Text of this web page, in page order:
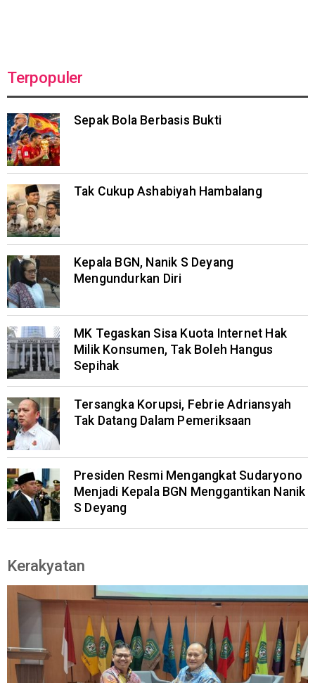
Terpopuler
Sepak Bola Berbasis Bukti
Tak Cukup Ashabiyah Hambalang
Kepala BGN, Nanik S Deyang
Mengundurkan Diri
MK Tegaskan Sisa Kuota Internet Hak
Milik Konsumen, Tak Boleh Hangus
Sepihak
Tersangka Korupsi, Febrie Adriansyah
Tak Datang Dalam Pemeriksaan
Presiden Resmi Mengangkat Sudaryono
Menjadi Kepala BGN Menggantikan Nanik
S Deyang
Kerakyatan